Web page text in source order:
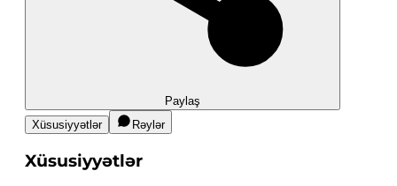
Paylaş
Xüsusiyyətlər
Rəylər
Xüsusiyyətlər